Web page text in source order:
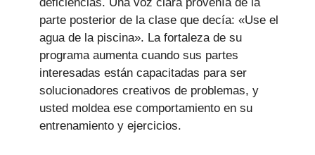
parte posterior de la clase que decía: «Use el
agua de la piscina». La fortaleza de su
programa aumenta cuando sus partes
interesadas están capacitadas para ser
solucionadores creativos de problemas, y
usted moldea ese comportamiento en su
entrenamiento y ejercicios.